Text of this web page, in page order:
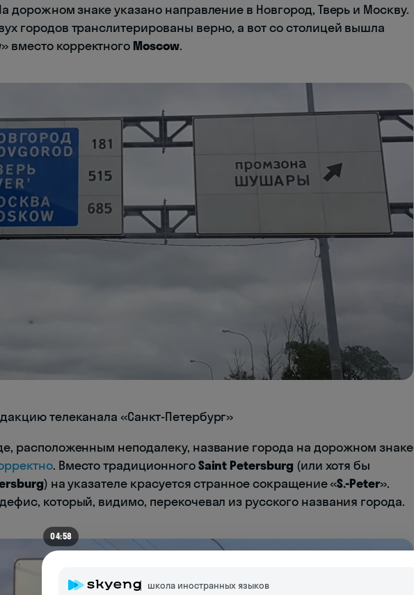
дорожном знаке указано направление в Новгород, Тверь и Москву.
городов транслитерированы верно, а вот со столицей вышла
» вместо корректного Moscow.
телеканала «Санкт-Петербург»
расположенным неподалеку, название города на дорожном знаке
. Вместо традиционногоSaint Petersburg (или хотя бы
) на указателе красуется странное сокращение «S.-Peter».
который, видимо, перекочевал из русского названия города.
04:54
школа иностранных языков